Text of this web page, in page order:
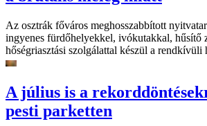
Az osztrák főváros meghosszabbított
ingyenes fürdőhelyekkel, ivókutakkal, hűsítő
hőségriasztási szolgálattal készül a rendkívüli
A július is a
pesti parketten